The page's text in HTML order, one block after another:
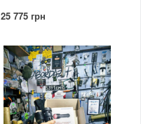
25 775 грн